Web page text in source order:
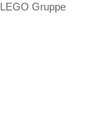
Gruppe